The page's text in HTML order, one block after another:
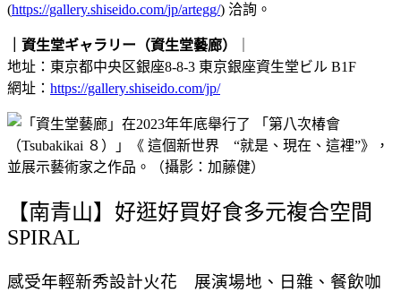
(https://gallery.shiseido.com/jp/artegg/) 洽詢。
｜資生堂ギャラリー（資生堂藝廊）
地址：東京都中央区銀座8-8-3 東京銀座資生堂ビル B1F
網址： https://gallery.shiseido.com/jp/
【南青山】好逛好買好食多元複合空間
SPIRAL
感受年輕新秀設計火花 展演場地、日雜、餐飲咖